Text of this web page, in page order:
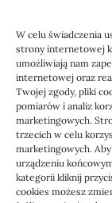
W celu świadczenia
strony internetowej
umożliwiają nam
internetowej oraz
Twojej zgody, pliki
pomiarów i analiz
marketingowych.
trzecich w celu
marketingowych.
urządzeniu
kategorii kliknij
cookies możesz
Usługi
Jak